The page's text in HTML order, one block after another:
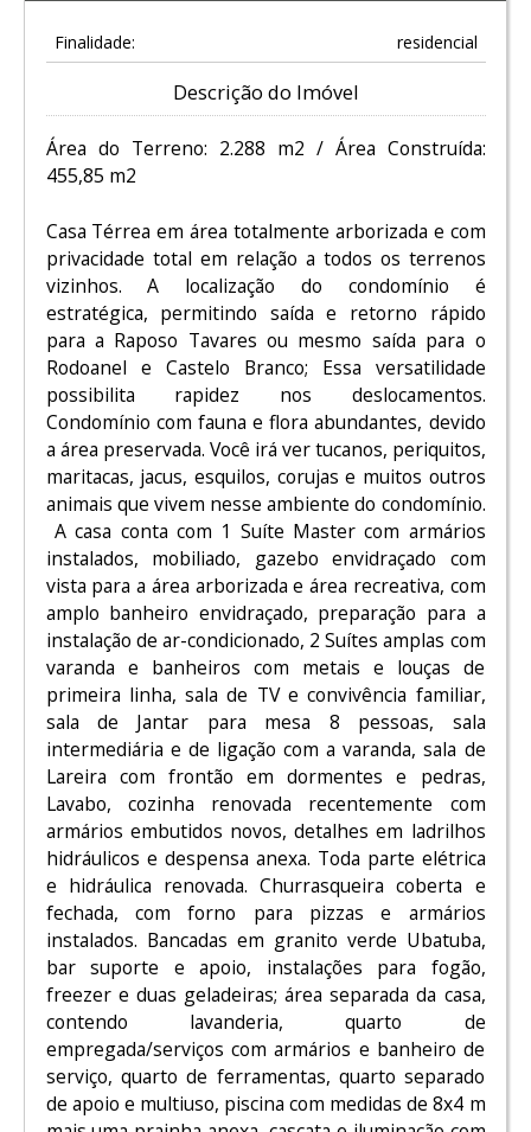
Finalidade: residencial
Descrição do Imóvel
Área do Terreno: 2.288 m2 / Área Construída:
455,85 m2
Casa Térrea em área totalmente arborizada e com
privacidade total em relação a todos os terrenos
vizinhos. A localização do condomínio é
estratégica, permitindo saída e retorno rápido
para a Raposo Tavares ou mesmo saída para o
Rodoanel e Castelo Branco; Essa versatilidade
possibilita rapidez nos deslocamentos.
Condomínio com fauna e flora abundantes, devido
a área preservada. Você irá ver tucanos, periquitos,
maritacas, jacus, esquilos, corujas e muitos outros
animais que vivem nesse ambiente do condomínio.
A casa conta com 1 Suíte Master com armários
instalados, mobiliado, gazebo envidraçado com
vista para a área arborizada e área recreativa, com
amplo banheiro envidraçado, preparação para a
instalação de ar-condicionado, 2 Suítes amplas com
varanda e banheiros com metais e louças de
primeira linha, sala de TV e convivência familiar,
sala de Jantar para mesa 8 pessoas, sala
intermediária e de ligação com a varanda, sala de
Lareira com frontão em dormentes e pedras,
Lavabo, cozinha renovada recentemente com
armários embutidos novos, detalhes em ladrilhos
hidráulicos e despensa anexa. Toda parte elétrica
e hidráulica renovada. Churrasqueira coberta e
fechada, com forno para pizzas e armários
instalados. Bancadas em granito verde Ubatuba,
bar suporte e apoio, instalações para fogão,
freezer e duas geladeiras; área separada da casa,
contendo lavanderia, quarto de
empregada/serviços com armários e banheiro de
serviço, quarto de ferramentas, quarto separado
de apoio e multiuso, piscina com medidas de 8x4 m